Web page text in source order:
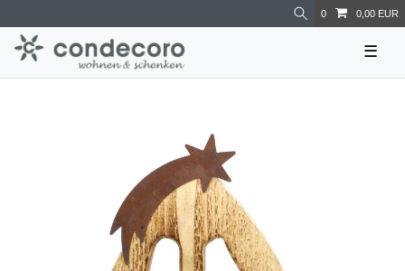
0 0,00 EUR
☰